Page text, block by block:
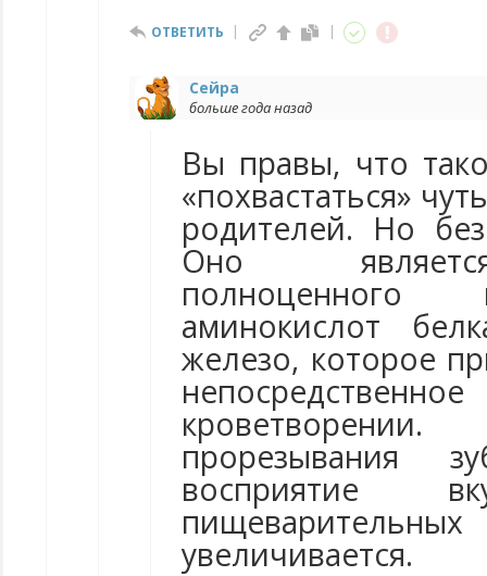
ОТВЕТИТЬ
Сейра
больше года назад
Вы правы, что
«похвастаться»
родителей. Но
Оно
аминокислот
железо, которое
прорезывания
восприятие
увеличивается.